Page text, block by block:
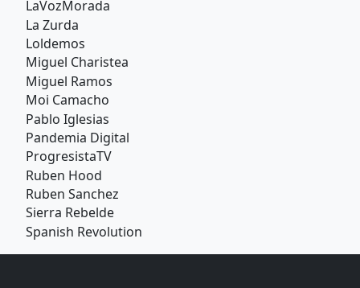
LaVozMorada
La Zurda
Loldemos
Miguel Charistea
Miguel Ramos
Moi Camacho
Pablo Iglesias
Pandemia Digital
ProgresistaTV
Ruben Hood
Ruben Sanchez
Sierra Rebelde
Spanish Revolution